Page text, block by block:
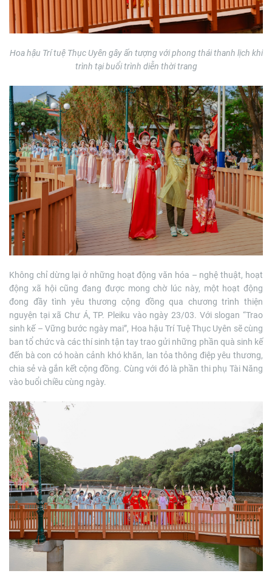
Hoa hậu Trí tuệ Thục Uyên gây ấn tượng với phong thái thanh lịch khi
trình tạibuổi trình diễn thời trang
Không chỉ dừng lại ở những hoạt động văn hóa – nghệ thuật, hoạt
động xã hội cũng đang được mong chờ lúc này, một hoạt động
đong đầy tình yêu thương cộng đồng qua chương trình thiện
nguyện tại xã Chư Á, TP. Pleiku vào ngày 23/03. Với slogan “Trao
sinh kế – Vững bước ngày mai”, Hoa hậu Trí Tuệ Thục Uyên sẽ cùng
ban tổ chức và các thí sinh tận tay trao gửi những phần quà sinh kế
đến bà con có hoàn cảnh khó khăn, lan tỏa thông điệp yêu thương,
chia sẻ và gắn kết cộng đồng. Cùng với đó là phần thi phụ Tài Năng
vào buổi chiều cùng ngày.